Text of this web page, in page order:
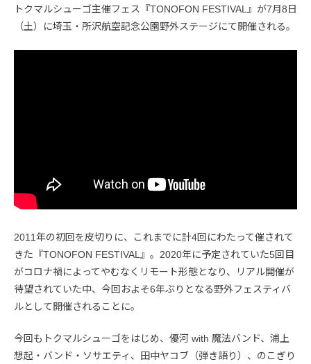
トクマルシューゴ主催フェス『TONOFON FESTIVAL』が7月8日
（土）に埼玉・所沢航空記念公園野外ステージにて開催される。
2011年の初回を皮切りに、これまでに計4回にわたって催されて
きた『TONOFON FESTIVAL』。2020年に予定されていた5回目
がコロナ禍によってやむなくリモート形態となり、リアル開催が
待望されていた中、今回およそ6年ぶりとなる野外フェスティバ
ルとして開催されることに。
今回もトクマルシューゴをはじめ、優河 with 魔法バンド、浦上
想起・バンド・ソサエティ、田中ヤコブ（弾き語り）、のこぎり